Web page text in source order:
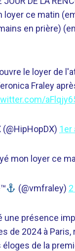
loyer ce matin
en prière)
le loyer de
Fraley
1er
mon loyer ce
(@vmfraley)
une présence
de 2024 à Paris,
de la